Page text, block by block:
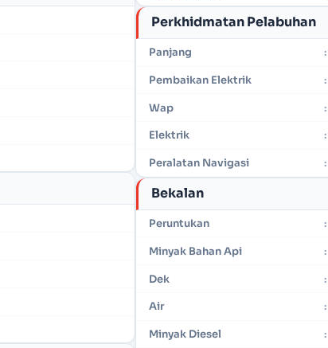
Perkhidmatan Pelabuhan
Panjang :
Pembaikan Elektrik :
Wap :
Elektrik :
Peralatan Navigasi :
Bekalan
Peruntukan :
Minyak Bahan Api :
Dek :
Air :
Minyak Diesel :